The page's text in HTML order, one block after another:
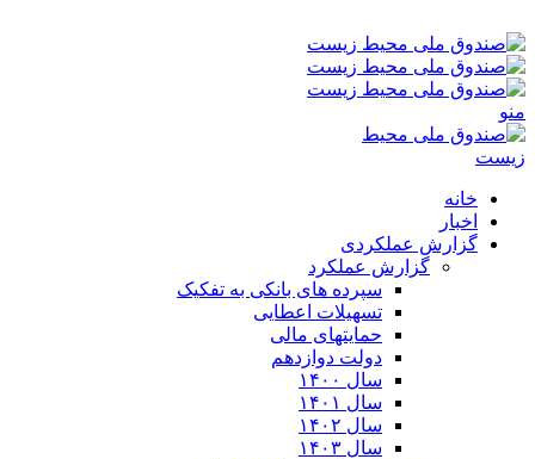
منو
خانه
اخبار
گزارش عملکردی
گزارش عملکرد
سپرده های بانکی به تفکیک
تسهیلات اعطایی
حمایتهای مالی
دولت دوازدهم
سال ۱۴۰۰
سال ۱۴۰۱
سال ۱۴۰۲
سال ۱۴۰۳